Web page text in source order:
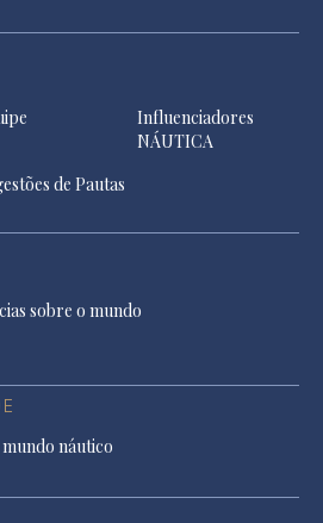
Influenciadores
NÁUTICA
de Pautas
sobre o mundo
náutico